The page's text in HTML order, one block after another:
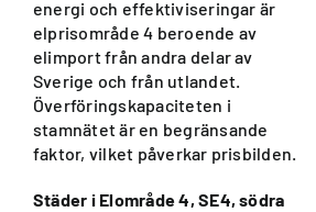
energi och effektiviseringar är
elprisområde 4 beroende av
elimport från andra delar av
Sverige och från utlandet.
Överföringskapaciteten i
stamnätet är en begränsande
faktor, vilket påverkar prisbilden.
Städer i Elområde 4, SE4, södra